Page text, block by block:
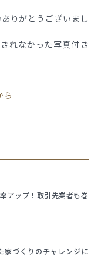
りがとうございまし
れなかった写真付き
ら
アップ！取引先業者も巻
家づくりのチャレンジに